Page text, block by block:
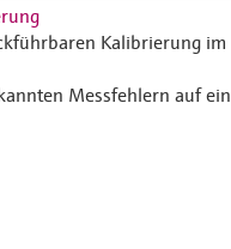
Kalibrierung im
Messfehlern auf ein